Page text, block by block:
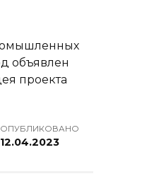
ОПУБЛИКОВАНО
12.04.2023